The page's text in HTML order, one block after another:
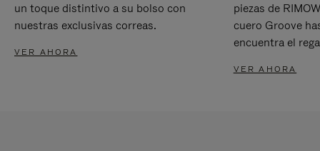
un toque distintivo a su bolso con
nuestras exclusivas correas.
VER AHORA
piezas de
cuero Groove
encuentra el
VER AHORA